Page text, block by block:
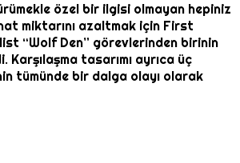
özel bir ilgisi olmayan hepiniz
miktarını azaltmak için First
“Wolf Den” görevlerinden birinin
Karşılaşma tasarımı ayrıca üç
tümünde bir dalga olayı olarak